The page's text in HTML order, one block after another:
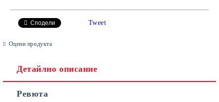
Сподели Tweet
Оцени продукта
Детайлно описание
Ревюта